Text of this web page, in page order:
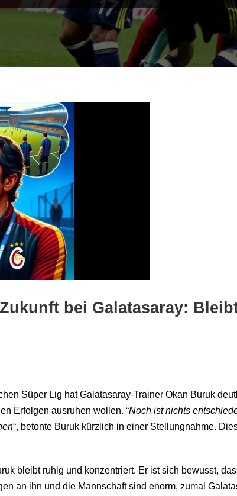
bei Galatasaray:
Süper Lig hat Galatasaray-Trainer Okan Buruk
Erfolgen ausruhen wollen. “Noch ist nichts
“, betonte Buruk kürzlich in einer Stellungnahme.
bleibt ruhig und konzentriert. Er ist sich bewusst,
an ihn und die Mannschaft sind enorm, zumal